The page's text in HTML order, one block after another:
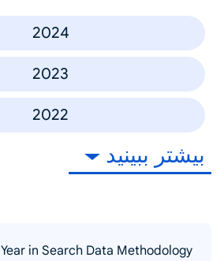
2024
2023
2022
بیشتر ببینید
Year in Search Data Methodology